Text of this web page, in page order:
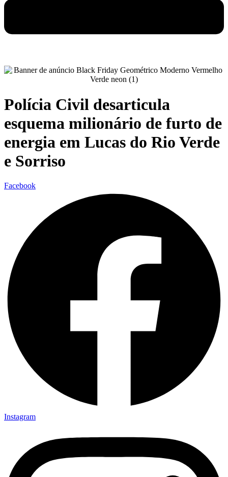
Polícia Civil desarticula
esquema milionário de furto de
energia em Lucas do Rio Verde
e Sorriso
Facebook
Instagram